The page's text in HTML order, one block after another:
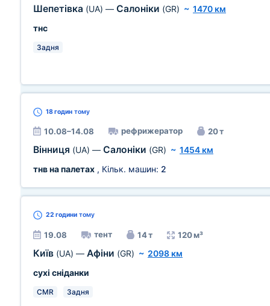
Шепетівка (UA) — Салоніки (GR) ~ 1470 км
тнс
Задня
18 годин тому
10.08–14.08 рефрижератор 20 т
Вінниця (UA) — Салоніки (GR) ~ 1454 км
тнв на палетах , Кільк. машин: 2
22 години тому
19.08 тент 14 т 120 м³
Київ (UA) — Афіни (GR) ~ 2098 км
сухі сніданки
CMR Задня